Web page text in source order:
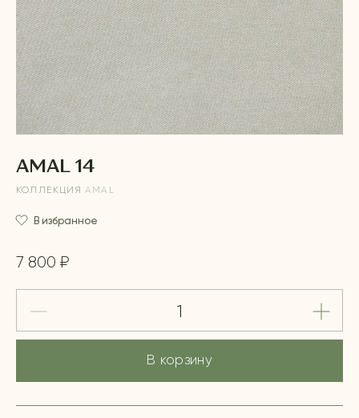
AMAL 14
КОЛЛЕКЦИЯ AMAL
В избранное
7 800 ₽
В корзину